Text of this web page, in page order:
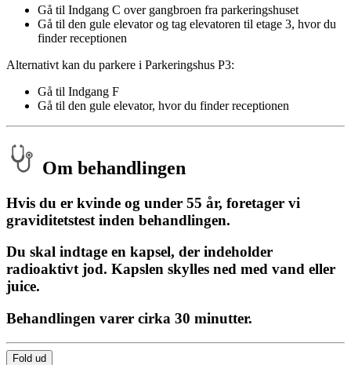
Gå til Indgang C over gangbroen fra parkeringshuset
Gå til den gule elevator og tag elevatoren til etage 3, hvor du
finder receptionen
Alternativt kan du parkere i Parkeringshus P3:
Gå til Indgang F
Gå til den gule elevator, hvor du finder receptionen
Om behandlingen
Hvis du er kvinde og under 55 år, foretager vi
graviditetstest inden behandlingen.
Du skal indtage en kapsel, der indeholder
radioaktivt jod. Kapslen skylles ned med vand eller
juice.
Behandlingen varer cirka 30 minutter.
Fold ud